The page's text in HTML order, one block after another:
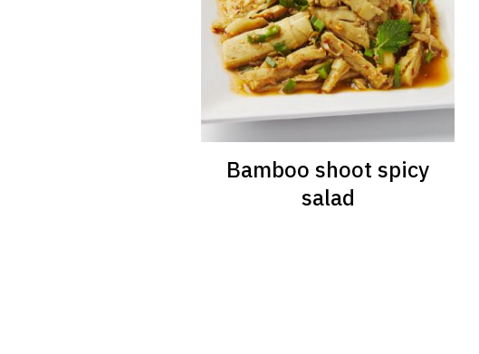
Bamboo shoot spicy
salad